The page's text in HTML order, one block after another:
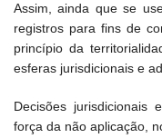
Assim, ainda que se
registros para fins de
princípio da
esferas jurisdicionais e
Decisões jurisdicionais
força da não aplicação,